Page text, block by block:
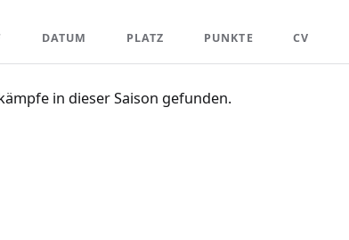
DATUM PLATZ PUNKTE CV
in dieser Saison gefunden.